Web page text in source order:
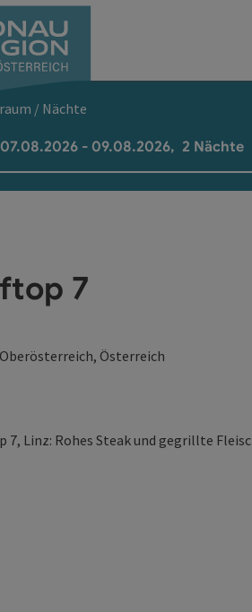
Reisezeitraum / Nächte
Abreisefelder
07.08.2026 - 09.08.2026, 2 Nächte
7
Österreich